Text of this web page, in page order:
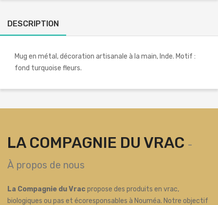
DESCRIPTION
Mug en métal, décoration artisanale à la main, Inde. Motif :
fond turquoise fleurs.
LA COMPAGNIE DU VRAC -
À propos de nous
La Compagnie du Vrac propose des produits en vrac,
biologiques ou pas et écoresponsables à Nouméa. Notre objectif